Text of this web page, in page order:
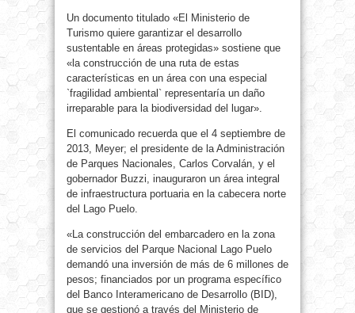
Un documento titulado «El Ministerio de
Turismo quiere garantizar el desarrollo
sustentable en áreas protegidas» sostiene que
«la construcción de una ruta de estas
características en un área con una especial
`fragilidad ambiental` representaría un daño
irreparable para la biodiversidad del lugar».
El comunicado recuerda que el 4 septiembre de
2013, Meyer; el presidente de la Administración
de Parques Nacionales, Carlos Corvalán, y el
gobernador Buzzi, inauguraron un área integral
de infraestructura portuaria en la cabecera norte
del Lago Puelo.
«La construcción del embarcadero en la zona
de servicios del Parque Nacional Lago Puelo
demandó una inversión de más de 6 millones de
pesos; financiados por un programa específico
del Banco Interamericano de Desarrollo (BID),
que se gestionó a través del Ministerio de